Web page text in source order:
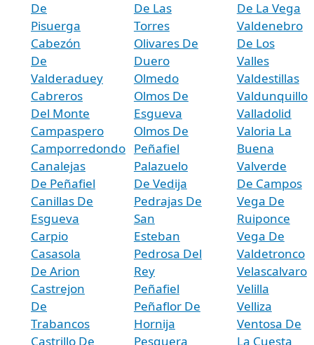
De
Pisuerga
Cabezón
De
Valderaduey
Cabreros
Del Monte
Campaspero
Camporredondo
Canalejas
De Peñafiel
Canillas De
Esgueva
Carpio
Casasola
De Arion
Castrejon
De
Trabancos
Castrillo De
De Las
Torres
Olivares De
Duero
Olmedo
Olmos De
Esgueva
Olmos De
Peñafiel
Palazuelo
De Vedija
Pedrajas De
San
Esteban
Pedrosa Del
Rey
Peñafiel
Peñaflor De
Hornija
Pesquera
De La Vega
Valdenebro
De Los
Valles
Valdestillas
Valdunquillo
Valladolid
Valoria La
Buena
Valverde
De Campos
Vega De
Ruiponce
Vega De
Valdetronco
Velascalvaro
Velilla
Velliza
Ventosa De
La Cuesta